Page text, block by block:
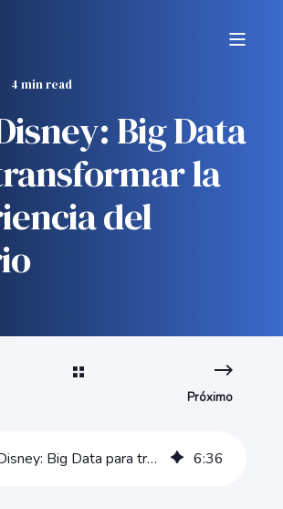
4 min read
Big Data
la
del
Próximo
Caso Disney: Big Data para transformar la experiencia del usuario 6:36